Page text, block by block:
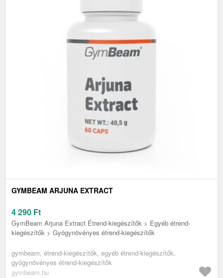
GYMBEAM ARJUNA EXTRACT
4 290 Ft
GymBeam Arjuna Extract Étrend-kiegészítők > Egyéb étrend-
kiegészítők > Gyógynövényes étrend-kiegészítők
gymbeam, étrend-kiegészítők, egyéb étrend-kiegészítők,
gyógynövényes étrend-kiegészítők
gymbeam.hu